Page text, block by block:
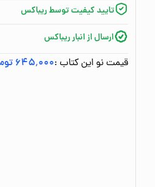
تایید کیفیت توسط ریباکس
ارسال از انبار ریباکس
قیمت نو این کتاب :۶۴۵٬۰۰۰ تومان